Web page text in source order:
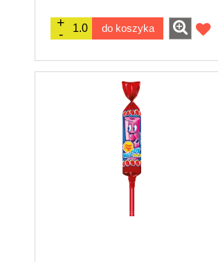
do koszyka